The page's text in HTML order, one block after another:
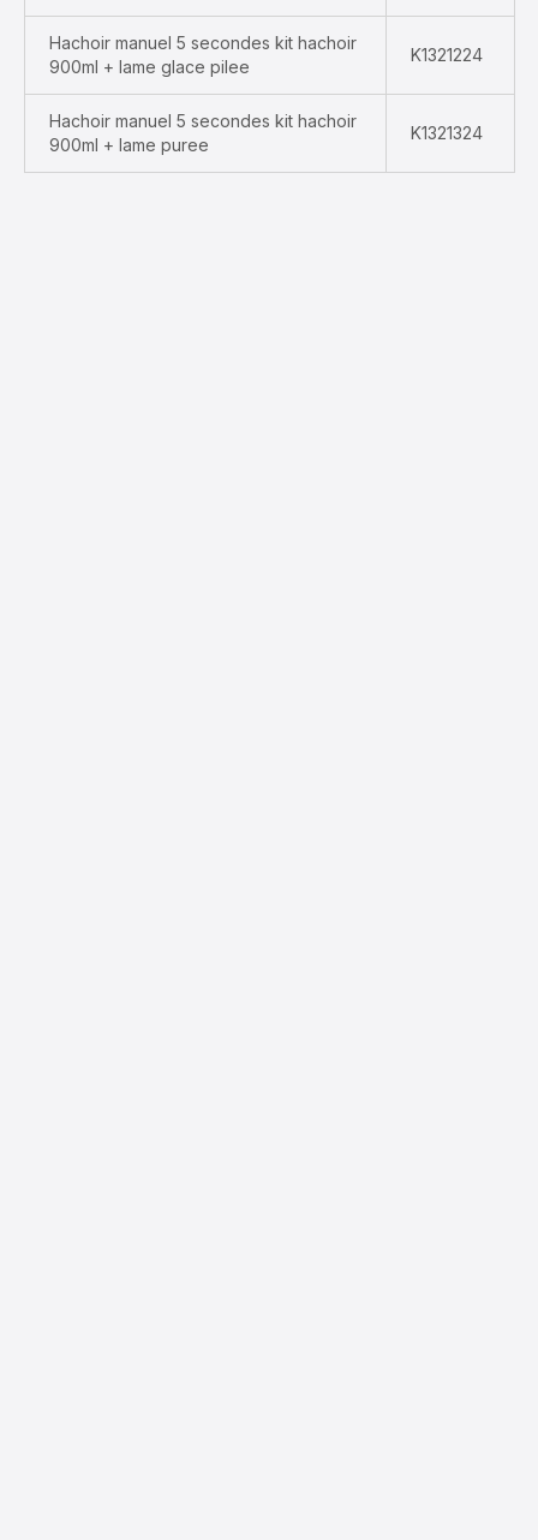
Hachoir manuel 5 secondes kit hachoir
900ml + lame glace pilee
K1321224
Hachoir manuel 5 secondes kit hachoir
900ml + lame puree
K1321324